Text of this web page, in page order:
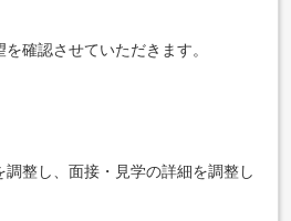
確認させていただきます。
調整し、面接・見学の詳細を調整し